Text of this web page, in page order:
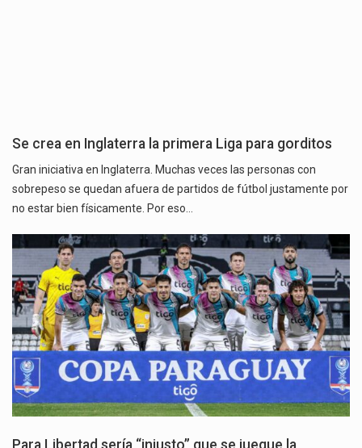
Se crea en Inglaterra la primera Liga para gorditos
Gran iniciativa en Inglaterra. Muchas veces las personas con
sobrepeso se quedan afuera de partidos de fútbol justamente por
no estar bien físicamente. Por eso…
Para Libertad sería “injusto” que se juegue la